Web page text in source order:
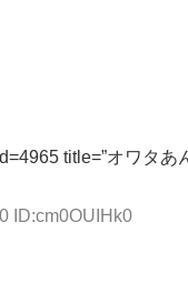
title=”オワタあ
ID:cm0OUIHk0